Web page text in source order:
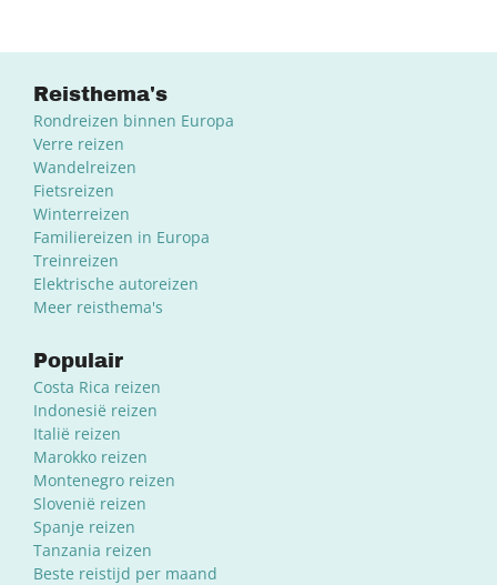
Reisthema's
Rondreizen binnen Europa
Verre reizen
Wandelreizen
Fietsreizen
Winterreizen
Familiereizen in Europa
Treinreizen
Elektrische autoreizen
Meer reisthema's
Populair
Costa Rica reizen
Indonesië reizen
Italië reizen
Marokko reizen
Montenegro reizen
Slovenië reizen
Spanje reizen
Tanzania reizen
Beste reistijd per maand